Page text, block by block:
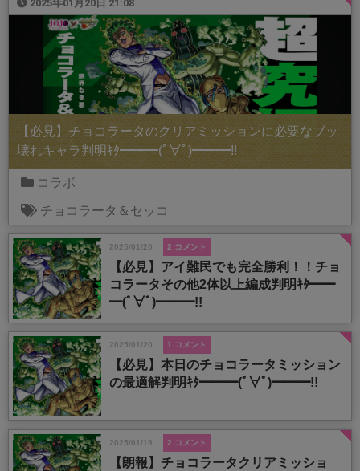
2025年01月20日 21:08
【必見】チョコラータのクリアミッションに必要なブッ
壊れキャラ判明ｷﾀ━━━(ﾟ∀ﾟ)━━━!!
コラボ
チョコラータ＆セッコ
2025/01/20 2 コメント
【必見】アイ難民でも完全勝利！！チョ
コラータその他2体以上編成判明ｷﾀ━━
━(ﾟ∀ﾟ)━━━!!
2025/01/20 1 コメント
【必見】本日のチョコラータミッション
の最適解判明ｷﾀ━━━(ﾟ∀ﾟ)━━━!!
2025/01/19 2 コメント
【朗報】チョコラータクリアミッショ